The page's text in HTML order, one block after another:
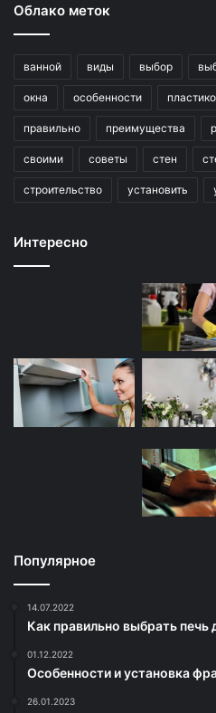
Облако меток
ванной виды выбор
окна особенности
правильно преимущества
своими советы стен
строительство установить
Интересно
Популярное
14.07.2022
Как правильно выбрать печь
01.12.2022
Особенности и установка
26.01.2023